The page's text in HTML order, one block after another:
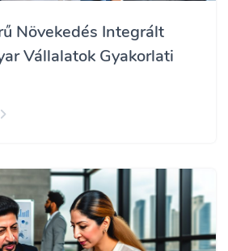
Növekedés Integrált
Vállalatok Gyakorlati